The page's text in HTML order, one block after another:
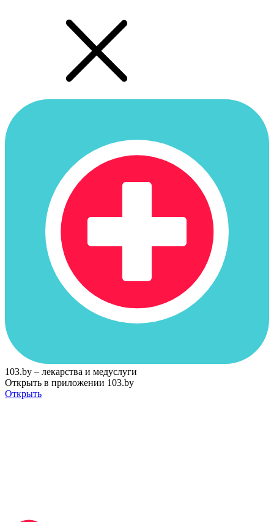
103.by – лекарства и медуслуги
Открыть в приложении 103.by
Открыть